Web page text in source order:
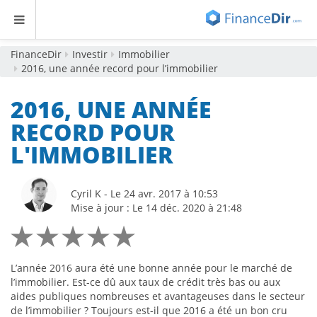
FinanceDir Investir
Immobilier
2016, une année record pour l’immobilier
2016, UNE ANNÉE
RECORD POUR
L'IMMOBILIER
Cyril K - Le 24 avr. 2017 à 10:53
Mise à jour : Le 14 déc. 2020 à 21:48
L’année 2016 aura été une bonne année pour le marché de
l’immobilier. Est-ce dû aux taux de crédit très bas ou aux
aides publiques nombreuses et avantageuses dans le secteur
de l’immobilier ? Toujours est-il que 2016 a été un bon cru